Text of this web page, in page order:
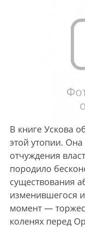
В книге Ускова
этой утопии.
отчуждения
породило
существования
изменившегося
момент —
коленях перед